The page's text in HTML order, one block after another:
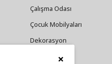
Çalışma Odası
Çocuk Mobilyaları
Dekorasyon
Züccaciye×